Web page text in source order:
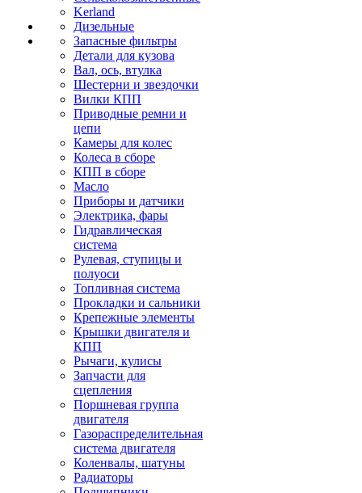
Kerland
Дизельные
Запасные фильтры
Детали для кузова
Вал, ось, втулка
Шестерни и звездочки
Вилки КПП
Приводные ремни и
цепи
Камеры для колес
Колеса в сборе
КПП в сборе
Масло
Приборы и датчики
Электрика, фары
Гидравлическая
система
Рулевая, ступицы и
полуоси
Топливная система
Прокладки и сальники
Крепежные элементы
Крышки двигателя и
КПП
Рычаги, кулисы
Запчасти для
сцепления
Поршневая группа
двигателя
Газораспределительная
система двигателя
Коленвалы, шатуны
Радиаторы